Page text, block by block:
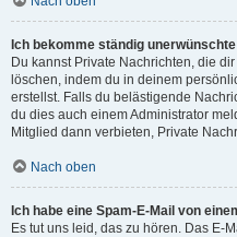
Ich bekomme ständig
Du kannst Private Nachrichten, die
löschen, indem du in deinem
erstellst. Falls du belästigende
du dies auch einem Administrator
Mitglied dann verbieten, Private
Nach oben
Ich habe eine Spam-E-Mail von
Es tut uns leid, das zu hören. Das E-